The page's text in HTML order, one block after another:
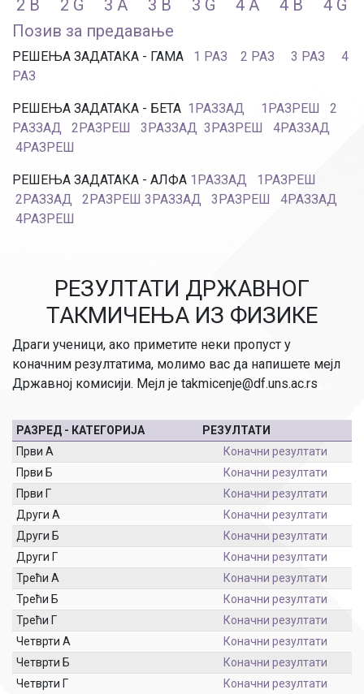
2 B 2 G 3 A 3 B 3 G 4 A 4 B
4 G
Позив за предавање
РЕШЕЊА ЗАДАТАКА - ГАМА 1 РАЗ 2 РАЗ 3 РАЗ
4
РАЗ
РЕШЕЊА ЗАДАТАКА - БЕТА 1РАЗЗАД 1РАЗРЕШ
2
РАЗЗАД
2РАЗРЕШ 3РАЗЗАД 3РАЗРЕШ
4РАЗЗАД
4РАЗРЕШ
РЕШЕЊА ЗАДАТАКА - АЛФА 1РАЗЗАД
1РАЗРЕШ
2РАЗЗАД
2РАЗРЕШ 3РАЗЗАД 3РАЗРЕШ
4РАЗЗАД
4РАЗРЕШ
РЕЗУЛТАТИ ДРЖАВНОГ
ТАКМИЧЕЊА ИЗ ФИЗИКЕ
Драги ученици, ако приметите неки пропуст у
коначним резултатима, молимо вас да напишете мејл
Државној комисији. Мејл је takmicenje@df.uns.ac.rs
РАЗРЕД - КАТЕГОРИЈА
РЕЗУЛТАТИ
Први А
Коначни резултати
Први Б
Коначни резултати
Први Г
Коначни резултати
Други А
Коначни резултати
Други Б
Коначни резултати
Други Г
Коначни резултати
Трећи А
Коначни резултати
Трећи Б
Коначни резултати
Трећи Г
Коначни резултати
Четврти А
Коначни резултати
Четврти Б
Коначни резултати
Четврти Г
Коначни резултати